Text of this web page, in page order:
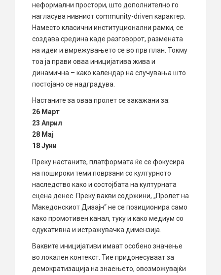
неформални простори, што дополнително го
нагласува нивниот community-driven карактер.
Наместо класични институционални рамки, се
создава средина каде разговорот, размената
на идеи и вмрежувањето се во прв план. Токму
тоа ја прави оваа иницијатива жива и
динамична – како календар на случувања што
постојано се надградува.
Настаните за оваа пролет се закажани за:
26 Март
23 Април
28 Мај
18 Јуни
Преку настаните, платформата ќе се фокусира
на пошироки теми поврзани со културното
наследство како и состојбата на културната
сцена денес. Преку вакви содржини, „Пролет на
Македонскиот Дизајн“ не се позиционира само
како промотивен канал, туку и како медиум со
едукативна и истражувачка димензија.
Ваквите иницијативи имаат особено значење
во локален контекст. Тие придонесуваат за
демократизација на знаењето, овозможувајќи